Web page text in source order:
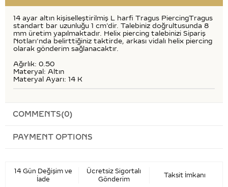
14 ayar altın kişiselleştirilmiş L harfi Tragus PiercingTragus
standart bar uzunluğu 1 cm'dir. Talebiniz doğrultusunda 8
mm üretim yapılmaktadır. Helix piercing talebinizi Sipariş
Notları'nda belirttiğiniz taktirde, arkası vidalı helix piercing
olarak gönderim sağlanacaktır.
Ağırlık: 0.50
Materyal: Altın
Materyal Ayarı: 14 K
COMMENTS(0)
PAYMENT OPTIONS
14 Gün Değişim ve
İade
Ücretsiz Sigortalı
Gönderim
Taksit İmkanı